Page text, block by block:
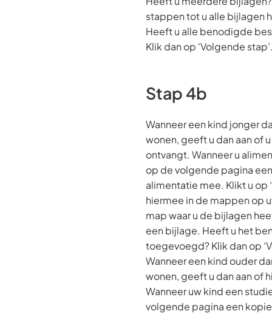
stappen tot u alle bijlagen
Heeft u alle benodigde
Klik dan op ‘Volgende
Stap 4b
Wanneer een kind jonger
wonen, geeft u dan aan of
ontvangt. Wanneer u
op de volgende pagina
alimentatie mee. Klikt u op
hiermee in de mappen op
map waar u de bijlagen
een bijlage. Heeft u het
toegevoegd? Klik dan op
Wanneer een kind ouder
wonen, geeft u dan aan of
Wanneer uw kind een
volgende pagina een